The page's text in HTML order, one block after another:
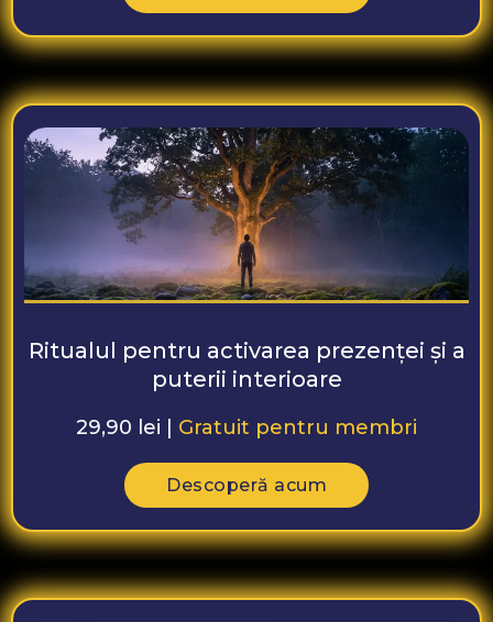
Ritualul pentru activarea prezenței și a
puterii interioare
29,90 lei | Gratuit pentru membri
Descoperă acum